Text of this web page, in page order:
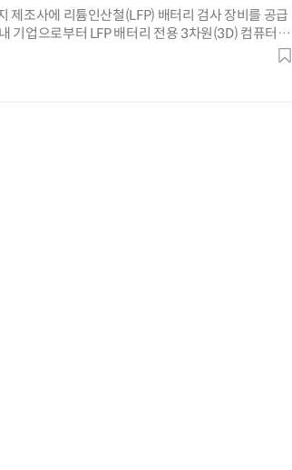
제조사에 리튬인산철(LFP) 배터리 검사 장비를 공급
기업으로부터 LFP 배터리 전용 3차원(3D) 컴퓨터단
다. 다만 구체적인 고객사명이나 계